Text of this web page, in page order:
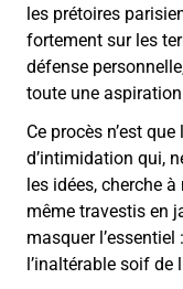
les prétoires
fortement sur les
défense
toute une
Ce procès n’est
d’intimidation qui,
les idées, cherche
même travestis en
masquer
l’inaltérable soif de